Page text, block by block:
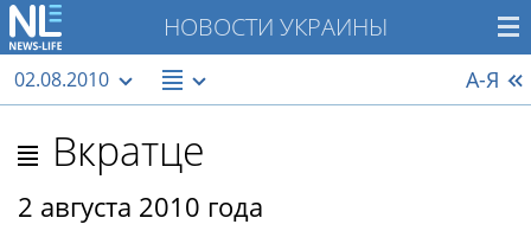
НОВОСТИ УКРАИНЫ
02.08.2010 А-Я
Вкратце
2 августа 2010 года